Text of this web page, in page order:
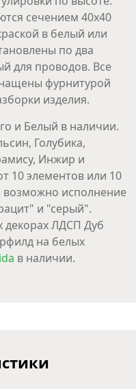
сечением 40х40
в белый или
по два
для проводов. Все
фурнитурой
изделия.
и Белый в наличии.
Голубика,
Инжир и
10 элементов или 10
возможно исполнение
и "серый".
декорах ЛДСП Дуб
на белых
в наличии.